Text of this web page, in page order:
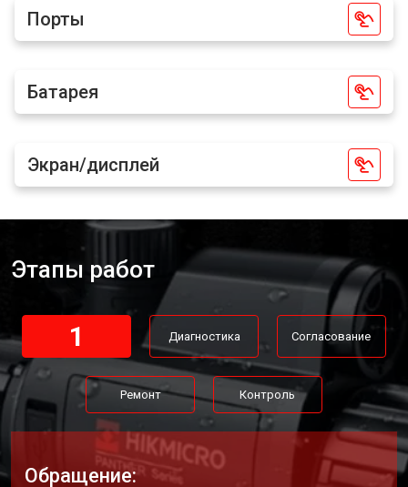
Порты
Батарея
Экран/дисплей
Этапы работ
1 Диагностика Согласование
Ремонт Контроль
Обращение: